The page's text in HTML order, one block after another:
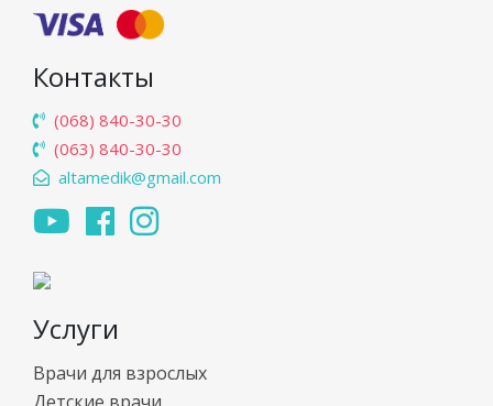
Контакты
(068) 840-30-30
(063) 840-30-30
altamedik@gmail.com
Услуги
Врачи для взрослых